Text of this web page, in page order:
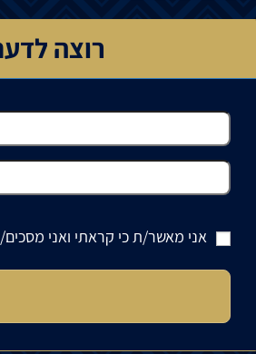
רוצה
אני מאשר/ת כי קראתי ואני